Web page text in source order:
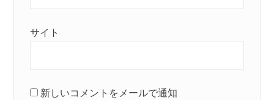
サイト
新しいコメントをメールで通知